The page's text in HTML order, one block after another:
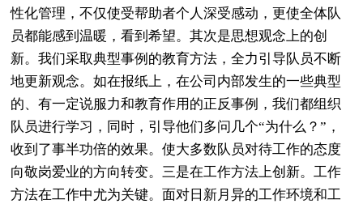
性化管理，不仅使受帮助者个人深受感动，更使全体队
员都能感到温暖，看到希望。其次是思想观念上的创
新。我们采取典型事例的教育方法，全力引导队员不断
地更新观念。如在报纸上，在公司内部发生的一些典型
的、有一定说服力和教育作用的正反事例，我们都组织
队员进行学习，同时，引导他们多问几个“为什么？”，
收到了事半功倍的效果。使大多数队员对待工作的态度
向敬岗爱业的方向转变。三是在工作方法上创新。工作
方法在工作中尤为关键。面对日新月异的工作环境和工